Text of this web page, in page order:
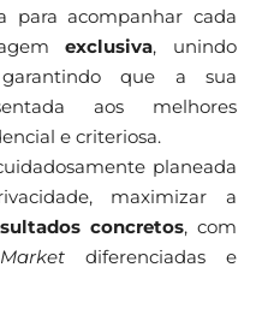
para acompanhar cada
exclusiva, unindo
que a sua
aos melhores
e criteriosa.
planeada
maximizar a
concretos, com
diferenciadas e